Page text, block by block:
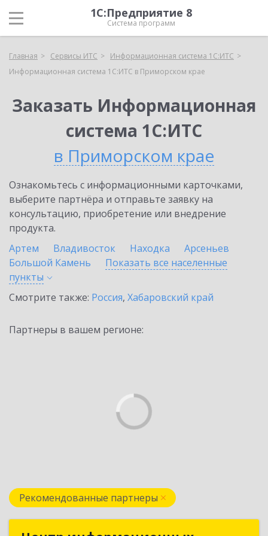
1С:Предприятие 8
Система программ
Главная Сервисы ИТС
Информационная система 1С:ИТС
Информационная система 1С:ИТС в Приморском крае
Заказать Информационная
система 1С:ИТС
в Приморском крае
Ознакомьтесь с информационными карточками,
выберите партнёра и отправьте заявку на
консультацию, приобретение или внедрение
продукта.
Артем
Владивосток Находка
Арсеньев
Большой Камень
Показать все населенные
пункты
Смотрите также: Россия, Хабаровский край
Партнеры в вашем регионе:
Рекомендованные партнеры